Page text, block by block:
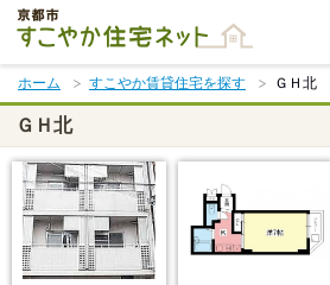
本
文
ま
で
ス
キ
ッ
プ
ホーム すこやか賃貸住宅を探す ＧＨ北
ＧＨ北